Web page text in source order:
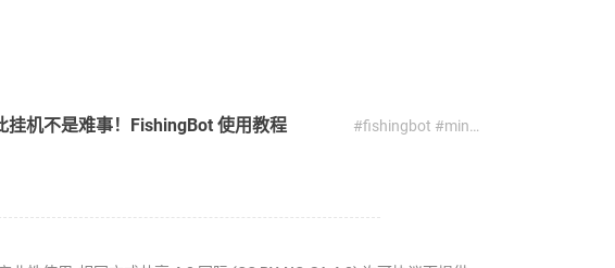
机不是难事！FishingBot 使用教程 #fishingbot #minecraft #开源软件 #挂机 #教程 #钓鱼